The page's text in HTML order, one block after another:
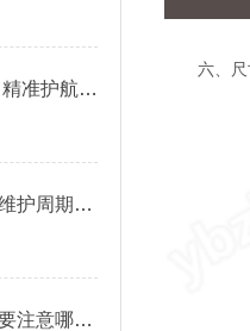
水产养殖水质监测设备 ：精准护航健康养殖
湿地生态环境监测系统的维护周期应该是多久
选购鱼塘水质监测设备需要注意哪些问题？实用攻略
六、尺